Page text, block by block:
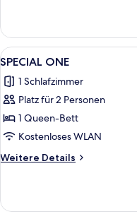
ONE
Alle
Fotos
für
SPECIAL
ONE
anzeigen
7
SPECIAL ONE
1 Schlafzimmer
Platz für 2 Personen
1 Queen-Bett
Kostenloses WLAN
Weitere Details
Weitere
ONE